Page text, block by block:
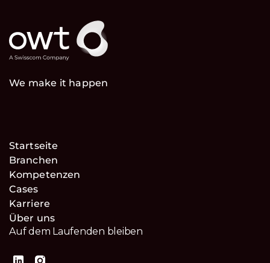
We make it happen
Startseite
Branchen
Kompetenzen
Cases
Karriere
Über uns
Auf dem Laufenden bleiben